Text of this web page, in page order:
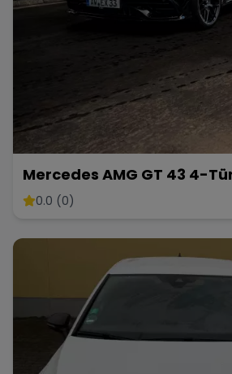
Mercedes AMG GT 43 4-
Luxuriöse Sportlimousine
0.0 (0)